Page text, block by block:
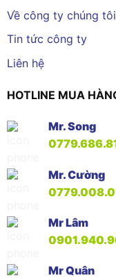
Về công ty chúng tôi
Tin tức công ty
Liên hệ
HOTLINE MUA
Mr. Song
Mr. Cường
Mr Lâm
Mr Quân